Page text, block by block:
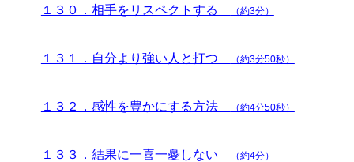
１３０．相手をリスペクトする （約3分）
１３１．自分より強い人と打つ （約3分50秒）
１３２．感性を豊かにする方法 （約4分50秒）
１３３．結果に一喜一憂しない （約4分）